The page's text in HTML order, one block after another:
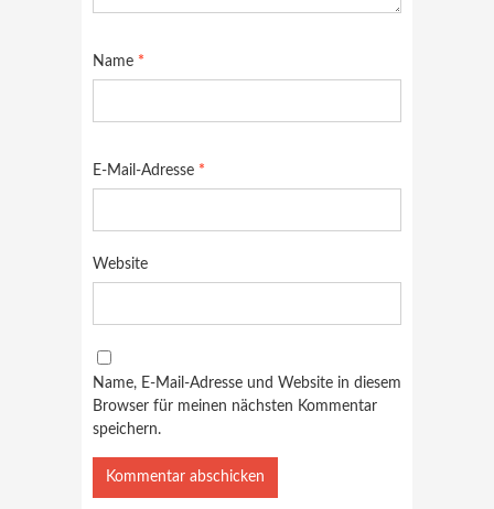
Name *
E-Mail-Adresse *
Website
Name, E-Mail-Adresse und Website in diesem
Browser für meinen nächsten Kommentar
speichern.